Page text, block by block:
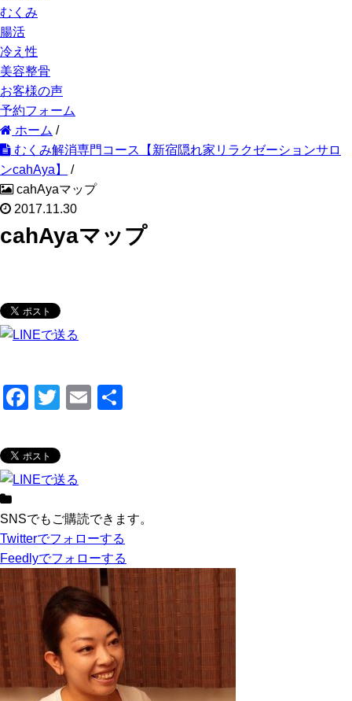
むくみ
腸活
冷え性
美容整骨
お客様の声
予約フォーム
ホーム /
むくみ解消専門コース【新宿隠れ家リラクゼーションサロ
ンcahAya】
/
cahAyaマップ
2017.11.30
cahAyaマップ
F
c
e
o
o
k
T
tt
er
E
SNSでもご購読できます。
Twitterでフォローする
Feedlyでフォローする